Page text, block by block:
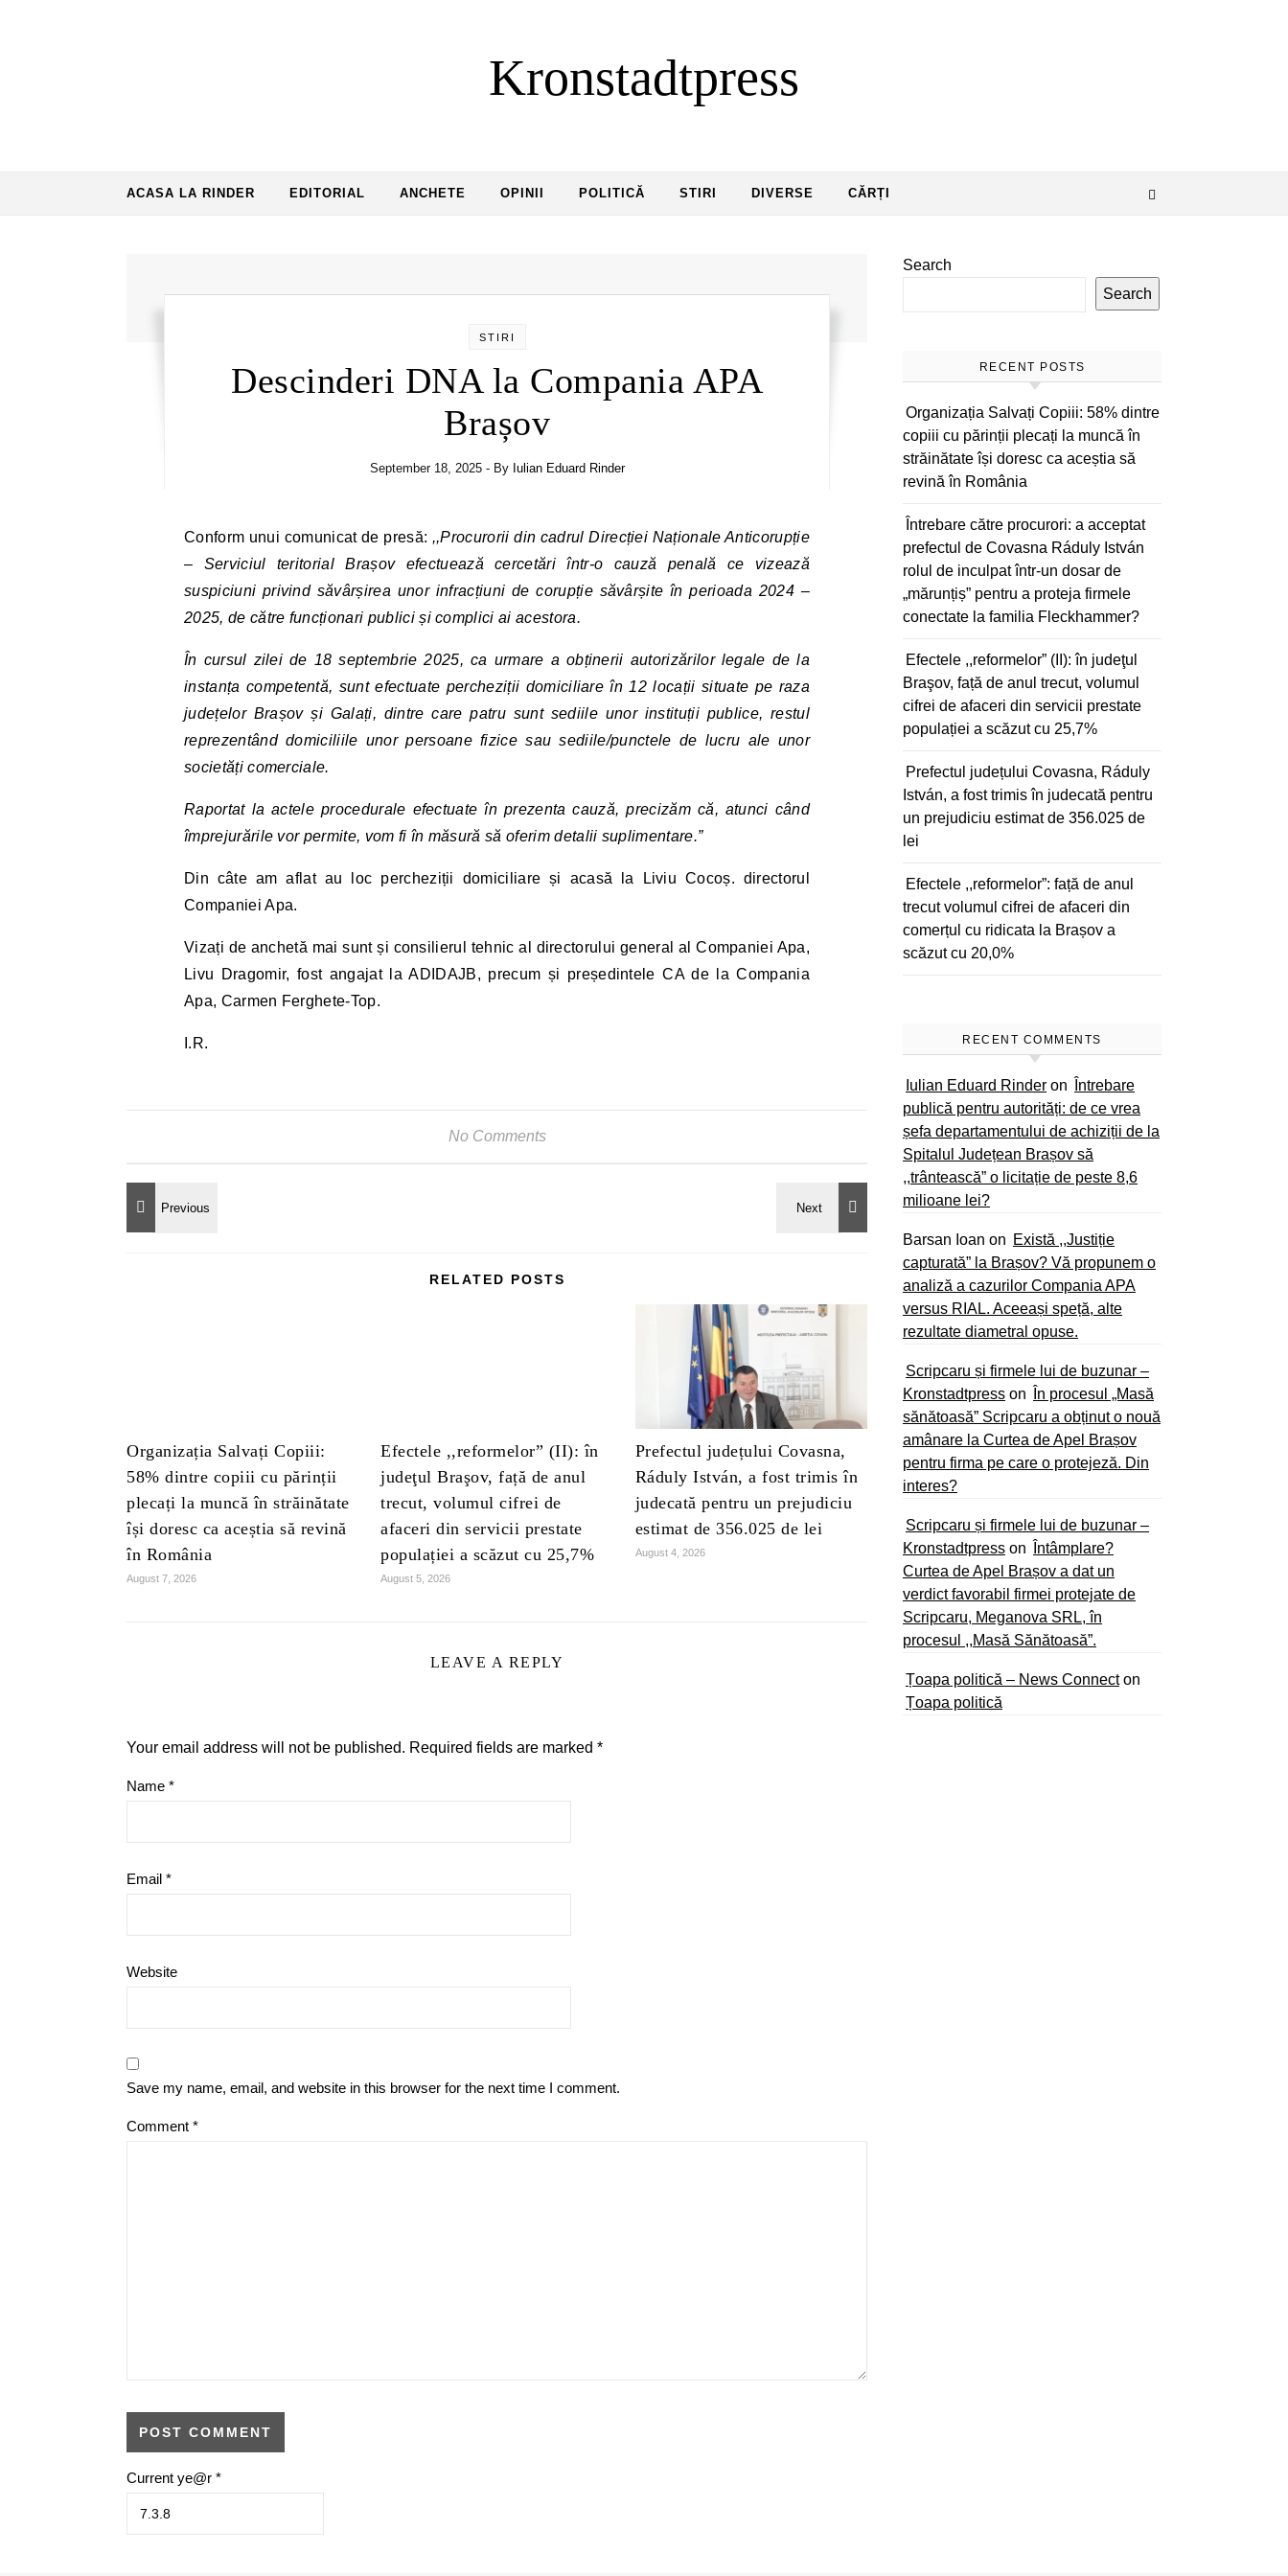
Kronstadtpress
ACASA LA RINDER EDITORIAL ANCHETE OPINII POLITICĂ STIRI DIVERSE CĂRȚI
STIRI
Descinderi DNA la Compania APA
Brașov
September 18, 2025 - By Iulian Eduard Rinder
Conform unui comunicat de presă: ,,Procurorii din cadrul Direcției Naționale Anticorupție
– Serviciul teritorial Brașov efectuează cercetări într-o cauză penală ce vizează
suspiciuni privind săvârșirea unor infracțiuni de corupție săvârșite în perioada 2024 –
2025, de către funcționari publici și complici ai acestora.
În cursul zilei de 18 septembrie 2025, ca urmare a obținerii autorizărilor legale de la
instanța competentă, sunt efectuate percheziții domiciliare în 12 locații situate pe raza
județelor Brașov și Galați, dintre care patru sunt sediile unor instituții publice, restul
reprezentând domiciliile unor persoane fizice sau sediile/punctele de lucru ale unor
societăți comerciale.
Raportat la actele procedurale efectuate în prezenta cauză, precizăm că, atunci când
împrejurările vor permite, vom fi în măsură să oferim detalii suplimentare.”
Din câte am aflat au loc percheziții domiciliare și acasă la Liviu Cocoș. directorul
Companiei Apa.
Vizați de anchetă mai sunt și consilierul tehnic al directorului general al Companiei Apa,
Livu Dragomir, fost angajat la ADIDAJB, precum și președintele CA de la Compania
Apa, Carmen Ferghete-Top.
I.R.
No Comments
RELATED POSTS
Organizația Salvați Copiii:
58% dintre copiii cu părinții
plecați la muncă în străinătate
își doresc ca aceștia să revină
în România
August 7, 2026
Efectele ,,reformelor” (II): în
judeţul Braşov, față de anul
trecut, volumul cifrei de
afaceri din servicii prestate
populației a scăzut cu 25,7%
August 5, 2026
Prefectul județului Covasna,
Ráduly István, a fost trimis în
judecată pentru un prejudiciu
estimat de 356.025 de lei
August 4, 2026
LEAVE A REPLY
Your email address will not be published. Required fields are marked *
Name *
Email *
Website
Save my name, email, and website in this browser for the next time I comment.
Comment *
Current ye@r *
Search
Search
RECENT POSTS
Organizația Salvați Copiii: 58% dintre
copiii cu părinții plecați la muncă în
străinătate își doresc ca aceștia să
revină în România
Întrebare către procurori: a acceptat
prefectul de Covasna Ráduly István
rolul de inculpat într-un dosar de
„mărunțiș” pentru a proteja firmele
conectate la familia Fleckhammer?
Efectele ,,reformelor” (II): în judeţul
Braşov, față de anul trecut, volumul
cifrei de afaceri din servicii prestate
populației a scăzut cu 25,7%
Prefectul județului Covasna, Ráduly
István, a fost trimis în judecată pentru
un prejudiciu estimat de 356.025 de
lei
Efectele ,,reformelor”: față de anul
trecut volumul cifrei de afaceri din
comerțul cu ridicata la Brașov a
scăzut cu 20,0%
RECENT COMMENTS
Iulian Eduard Rinder on
Întrebare
publică pentru autorități: de ce vrea
șefa departamentului de achiziții de la
Spitalul Județean Brașov să
,,trântească” o licitație de peste 8,6
milioane lei?
Barsan Ioan on Există ,,Justiție
capturată” la Brașov? Vă propunem o
analiză a cazurilor Compania APA
versus RIAL. Aceeași speță, alte
rezultate diametral opuse.
Scripcaru și firmele lui de buzunar –
Kronstadtpress on
În procesul „Masă
sănătoasă” Scripcaru a obținut o nouă
amânare la Curtea de Apel Brașov
pentru firma pe care o protejeză. Din
interes?
Scripcaru și firmele lui de buzunar –
Kronstadtpress on
Întâmplare?
Curtea de Apel Brașov a dat un
verdict favorabil firmei protejate de
Scripcaru, Meganova SRL, în
procesul ,,Masă Sănătoasă”.
Țoapa politică – News Connecton
Țoapa politică